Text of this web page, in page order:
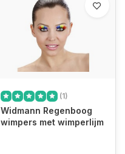
(1)
Widmann Regenboog
wimpers met wimperlijm